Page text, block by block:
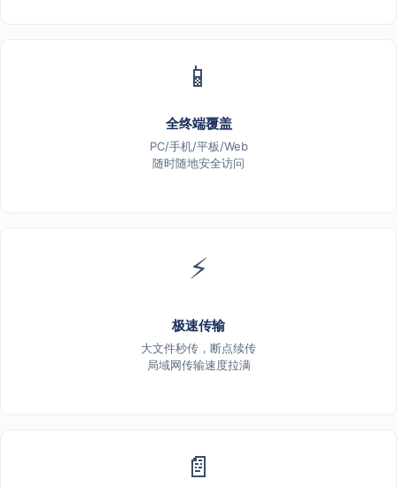
📱
全终端覆盖
PC/手机/平板/Web
随时随地安全访问
⚡
极速传输
大文件秒传，断点续传
局域网传输速度拉满
📄